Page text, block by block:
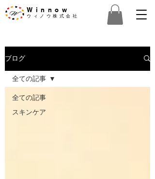
Winnow
​ウィノウ株式会社
ブログ
全ての記事
スキンケア
全ての記事